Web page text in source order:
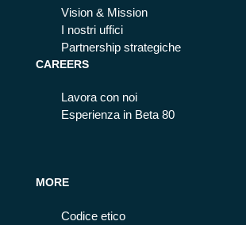
Vision & Mission
I nostri uffici
Partnership strategiche
CAREERS
Lavora con noi
Esperienza in Beta 80
MORE
Codice etico